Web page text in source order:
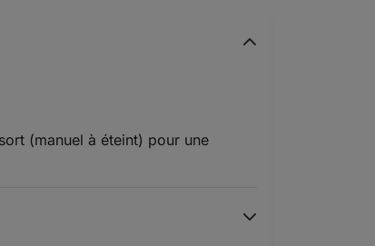
(manuel à éteint) pour une